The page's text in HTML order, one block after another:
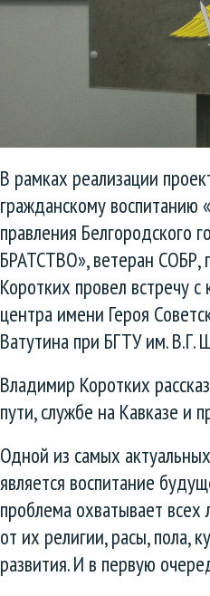
В рамках реализации
гражданскому воспитанию
правления
БРАТСТВО», ветеран СОБР,
Коротких провел встречу
центра имени Героя
Ватутина при БГТУ им. В.Г.
Владимир Коротких
пути, службе на Кавказе и
Одной из самых
является воспитание
проблема охватывает
от их религии, расы, пола,
развития. И в первую